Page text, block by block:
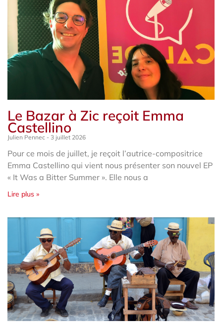
Le Bazar à Zic reçoit Emma
Castellino
Julien Pennec 3 juillet 2026
Pour ce mois de juillet, je reçoit l’autrice-compositrice
Emma Castellino qui vient nous présenter son nouvel EP
« It Was a Bitter Summer ». Elle nous a
Lire plus »